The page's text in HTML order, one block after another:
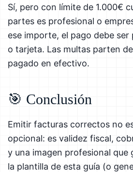
Sí, pero con límite de 1.000€
partes es profesional o
ese importe, el pago debe
o tarjeta. Las multas parten
pagado en efectivo.
🎯 Conclusión
Emitir facturas correctos no
opcional: es validez fiscal,
y una imagen profesional que
la plantilla de esta guía (o